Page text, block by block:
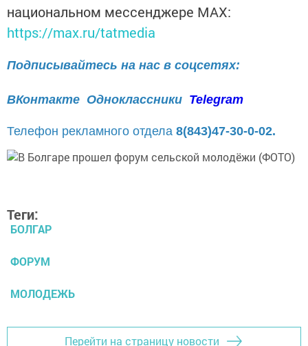
национальном мессенджере MАХ:
https://max.ru/tatmedia
Подписывайтесь на нас в соцсетях:
ВКонтакте Одноклассники Telegram
Телефон рекламного отдела 8(843)47-30-0-02.
Теги:
БОЛГАР
ФОРУМ
МОЛОДЕЖЬ
Перейти на страницу новости